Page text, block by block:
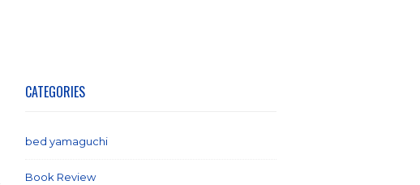
CATEGORIES
bed yamaguchi
Book Review